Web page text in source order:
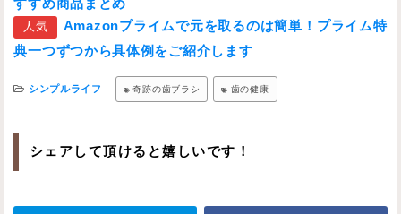
すすめ商品まとめ
人気
Amazonプライムで元を取るのは簡単！プライム特
典一つずつから具体例をご紹介します
シンプルライフ 奇跡の歯ブラシ 歯の健康
シェアして頂けると嬉しいです！